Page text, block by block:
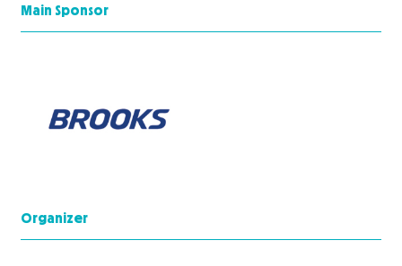
Main Sponsor
Organizer